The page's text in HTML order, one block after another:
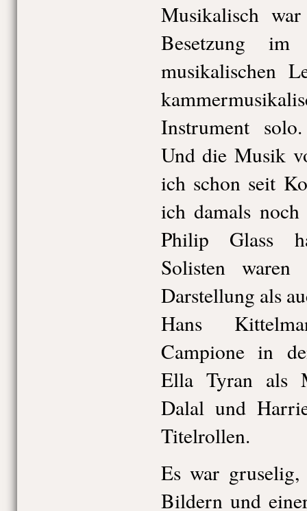
Musikalisch
Besetzung
musikalischen
Instrument
Und die Musik
ich schon seit
ich damals
Philip Glass
Solisten waren
Darstellung als
Hans
Campione in
Ella Tyran als
Dalal und
Titelrollen.
Es war
Bildern und